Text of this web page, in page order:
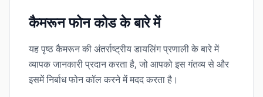
कैमरून फोन कोड के बारे में
यह पृष्ठ कैमरून की अंतर्राष्ट्रीय डायलिंग प्रणाली के बारे में
व्यापक जानकारी प्रदान करता है, जो आपको इस गंतव्य से और
इसमें निर्बाध फोन कॉल करने में मदद करता है।